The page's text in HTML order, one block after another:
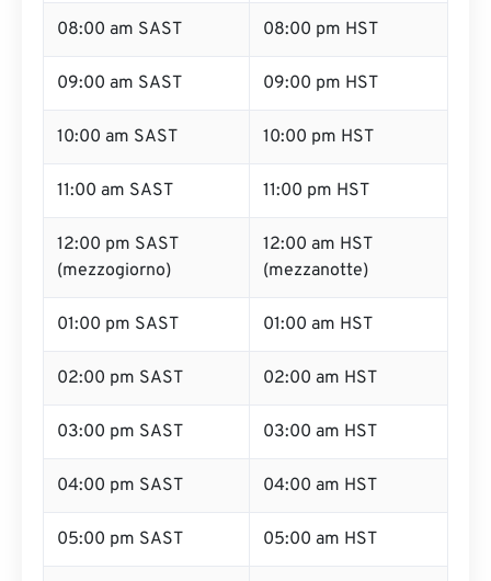
08:00 am SAST 08:00 pm HST
09:00 am SAST 09:00 pm HST
10:00 am SAST 10:00 pm HST
11:00 am SAST 11:00 pm HST
12:00 pm SAST
(mezzogiorno)
12:00 am HST
(mezzanotte)
01:00 pm SAST 01:00 am HST
02:00 pm SAST 02:00 am HST
03:00 pm SAST 03:00 am HST
04:00 pm SAST 04:00 am HST
05:00 pm SAST 05:00 am HST